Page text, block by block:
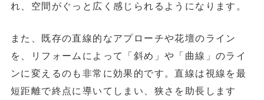
れ、空間がぐっと広く感じられるようになります。
また、既存の直線的なアプローチや花壇のライン
を、リフォームによって「斜め」や「曲線」のライ
ンに変えるのも非常に効果的です。直線は視線を最
短距離で終点に導いてしまい、狭さを助長します